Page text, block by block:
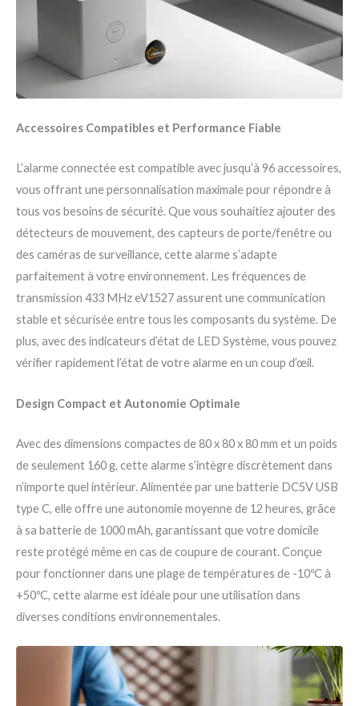
Accessoires Compatibles et Performance Fiable
L’alarme connectée est compatible avec jusqu’à 96 accessoires,
vous offrant une personnalisation maximale pour répondre à
tous vos besoins de sécurité. Que vous souhaitiez ajouter des
détecteurs de mouvement, des capteurs de porte/fenêtre ou
des caméras de surveillance, cette alarme s’adapte
parfaitement à votre environnement. Les fréquences de
transmission 433 MHz eV1527 assurent une communication
stable et sécurisée entre tous les composants du système. De
plus, avec des indicateurs d’état de LED Système, vous pouvez
vérifier rapidement l’état de votre alarme en un coup d’œil.
Design Compact et Autonomie Optimale
Avec des dimensions compactes de 80 x 80 x 80 mm et un poids
de seulement 160 g, cette alarme s’intègre discrètement dans
n’importe quel intérieur. Alimentée par une batterie DC5V USB
type C, elle offre une autonomie moyenne de 12 heures, grâce
à sa batterie de 1000 mAh, garantissant que votre domicile
reste protégé même en cas de coupure de courant. Conçue
pour fonctionner dans une plage de températures de -10ºC à
+50ºC, cette alarme est idéale pour une utilisation dans
diverses conditions environnementales.